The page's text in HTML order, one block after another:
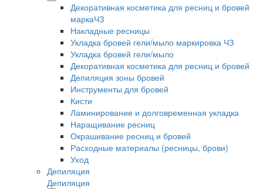
Декоративная косметика для ресниц и бровей
маркаЧЗ
Накладные ресницы
Укладка бровей гели/мыло маркировка ЧЗ
Укладка бровей гели/мыло
Декоративная косметика для ресниц и бровей
Депиляция зоны бровей
Инструменты для бровей
Кисти
Ламинирование и долговременная укладка
Наращивание ресниц
Окрашивание ресниц и бровей
Расходные материалы (ресницы, брови)
Уход
Депиляция
Депиляция